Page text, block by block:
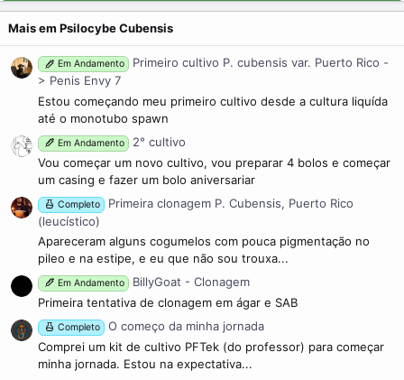
Mais em Psilocybe Cubensis
Em Andamento
Primeiro cultivo P. cubensis var. Puerto Rico -
> Penis Envy 7
Estou começando meu primeiro cultivo desde a cultura liquída
até o monotubo spawn
Em Andamento
2° cultivo
Vou começar um novo cultivo, vou preparar 4 bolos e começar
um casing e fazer um bolo aniversariar
Completo
Primeira clonagem P. Cubensis, Puerto Rico
(leucístico)
Apareceram alguns cogumelos com pouca pigmentação no
pileo e na estipe, e eu que não sou trouxa...
Em Andamento
BillyGoat - Clonagem
Primeira tentativa de clonagem em ágar e SAB
Completo
O começo da minha jornada
Comprei um kit de cultivo PFTek (do professor) para começar
minha jornada. Estou na expectativa...